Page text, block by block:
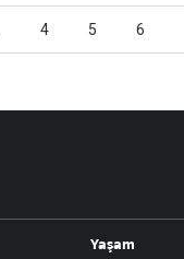
4 5 6
Yaşam